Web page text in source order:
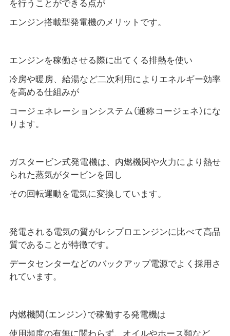
を行うことができる点が
エンジン搭載型発電機のメリットです。
エンジンを稼働させる際に出てくる排熱を使い
冷房や暖房、給湯など二次利用によりエネルギー効率
を高める仕組みが
コージェネレーションシステム（通称コージェネ）にな
ります。
ガスタービン式発電機は、内燃機関や火力により熱せ
られた蒸気がタービンを回し
その回転運動を電気に変換しています。
発電される電気の質がレシプロエンジンに比べて高品
質であることが特徴です。
データセンターなどのバックアップ電源でよく採用さ
れています。
内燃機関（エンジン）で稼働する発電機は
使用頻度の有無に関わらず、オイルやホース類など